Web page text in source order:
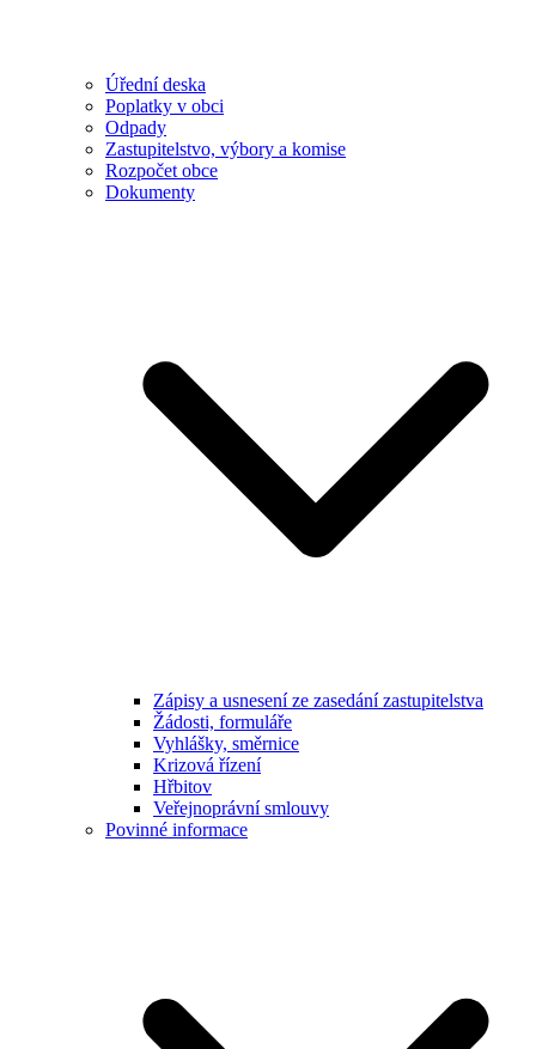
Úřední deska
Poplatky v obci
Odpady
Zastupitelstvo, výbory a komise
Rozpočet obce
Dokumenty
Zápisy a usnesení ze zasedání zastupitelstva
Žádosti, formuláře
Vyhlášky, směrnice
Krizová řízení
Hřbitov
Veřejnoprávní smlouvy
Povinné informace